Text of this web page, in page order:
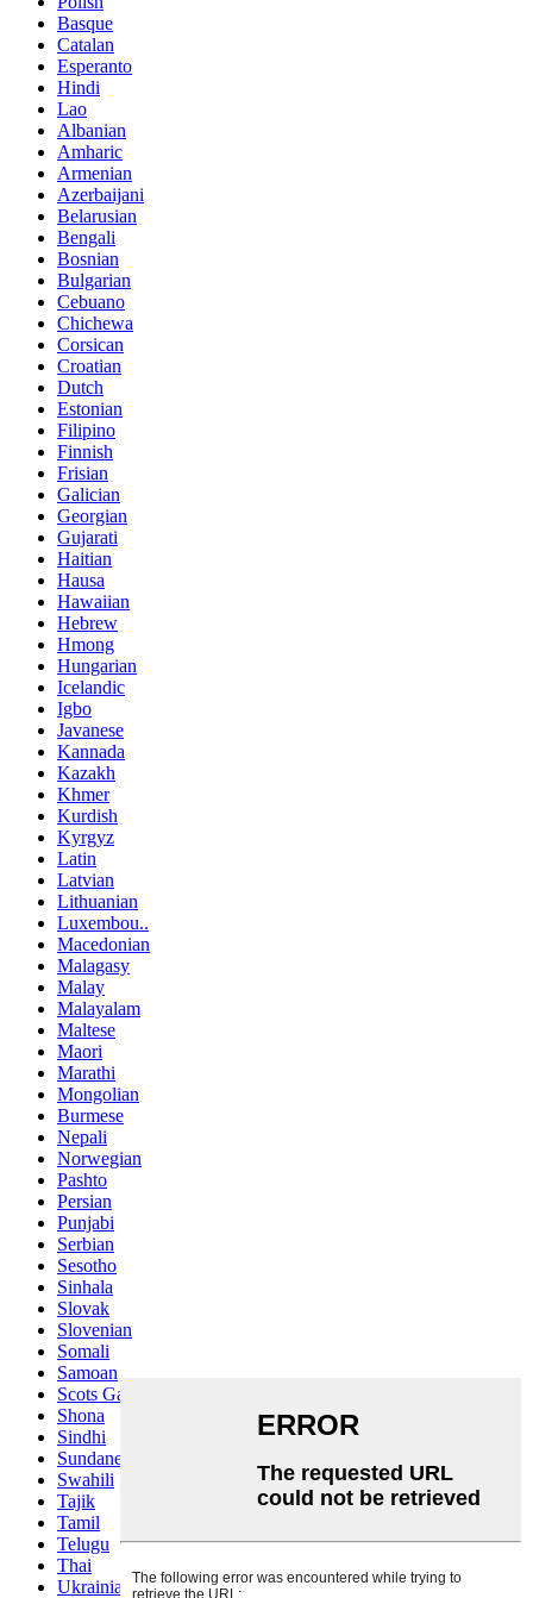
Basque
Catalan
Esperanto
Hindi
Lao
Albanian
Amharic
Armenian
Azerbaijani
Belarusian
Bengali
Bosnian
Bulgarian
Cebuano
Chichewa
Corsican
Croatian
Dutch
Estonian
Filipino
Finnish
Frisian
Galician
Georgian
Gujarati
Haitian
Hausa
Hawaiian
Hebrew
Hmong
Hungarian
Icelandic
Igbo
Javanese
Kannada
Kazakh
Khmer
Kurdish
Kyrgyz
Latin
Latvian
Lithuanian
Luxembou..
Macedonian
Malagasy
Malay
Malayalam
Maltese
Maori
Marathi
Mongolian
Burmese
Nepali
Norwegian
Pashto
Persian
Punjabi
Serbian
Sesotho
Sinhala
Slovak
Slovenian
Somali
Samoan
Scots Gaelic
Shona
Sindhi
Sundanese
Swahili
Tajik
Tamil
Telugu
Thai
Ukrainian